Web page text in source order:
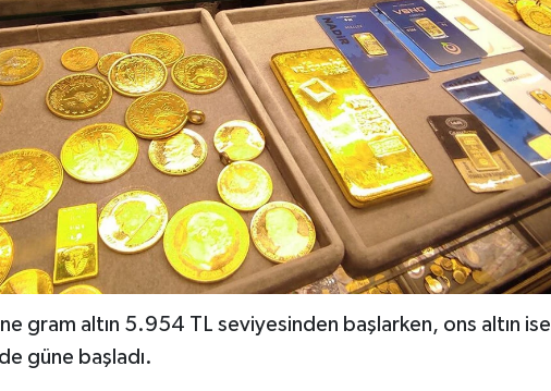
gram altın 5.954 TL seviyesinden başlarken, ons altın
güne başladı.